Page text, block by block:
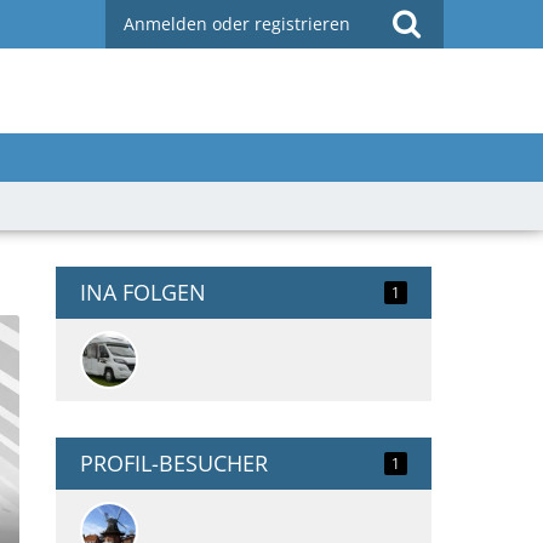
Anmelden oder registrieren
INA FOLGEN 1
PROFIL-BESUCHER 1